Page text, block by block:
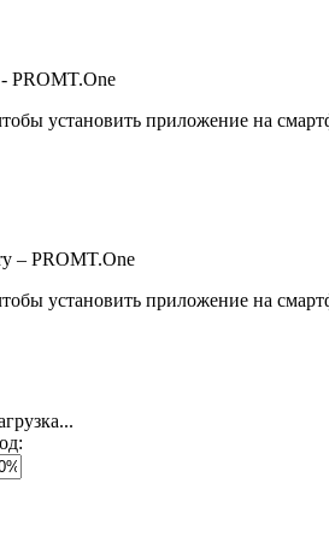
установить приложение на
установить приложение на